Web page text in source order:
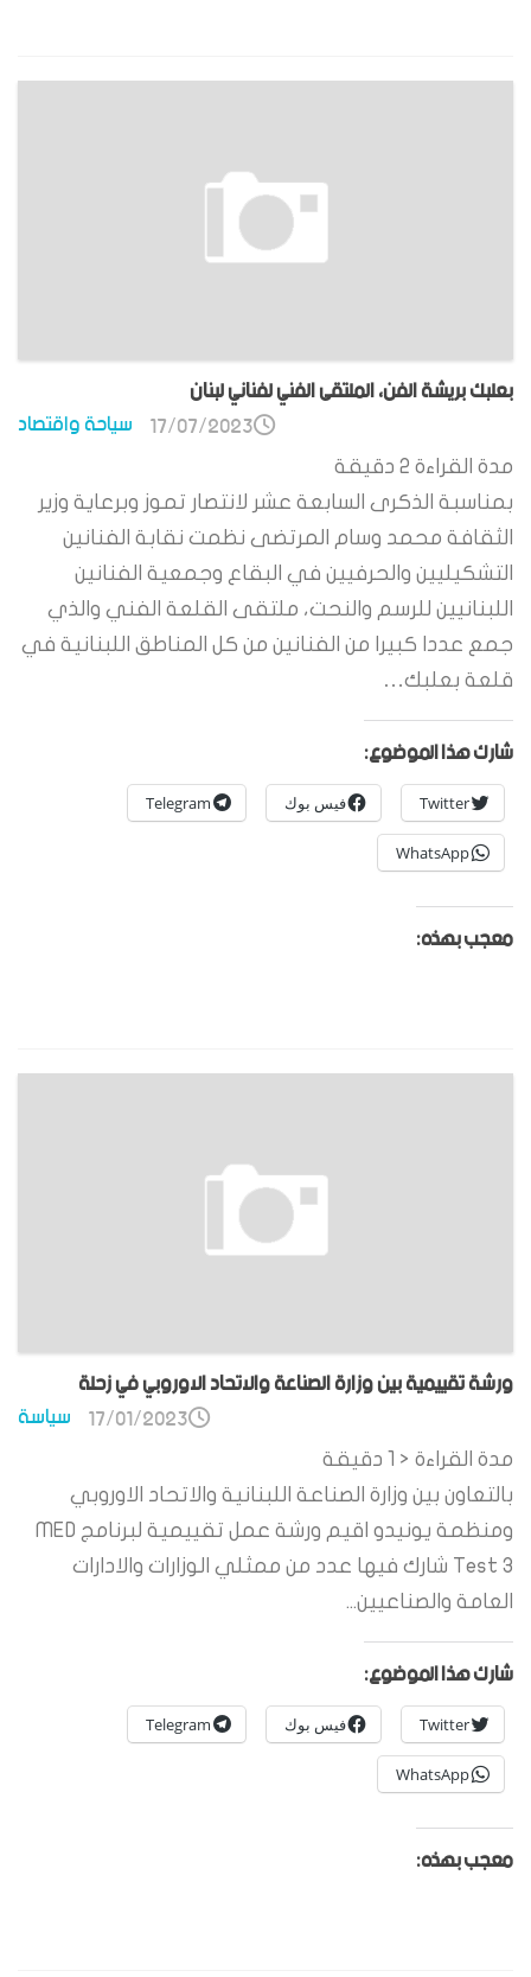
بعلبك بريشة الفن، الملتقى الفني لفناني لبنان
سياحة واقتصاد 17/07/2023
مدة القراءة 2 دقيقة
بمناسبة الذكرى السابعة عشر لانتصار تموز وبرعاية وزير
الثقافة محمد وسام المرتضى نظمت نقابة الفنانين
التشكيليين والحرفيين في البقاع وجمعية الفنانين
اللبنانيين للرسم والنحت، ملتقى القلعة الفني والذي
جمع عددا كبيرا من الفنانين من كل المناطق اللبنانية في
قلعة بعلبك…
شارك هذا الموضوع:
Twitter فيس بوك Telegram
WhatsApp
معجب بهذه:
ورشة تقييمية بين وزارة الصناعة والاتحاد الاوروبي في زحلة
سياسة 17/01/2023
مدة القراءة < 1
دقيقة
بالتعاون بين وزارة الصناعة اللبنانية والاتحاد الاوروبي
ومنظمة يونيدو اقيم ورشة عمل تقييمية لبرنامج MED
Test 3 شارك فيها عدد من ممثلي الوزارات والادارات
العامة والصناعيين...
شارك هذا الموضوع:
Twitter فيس بوك Telegram
WhatsApp
معجب بهذه: